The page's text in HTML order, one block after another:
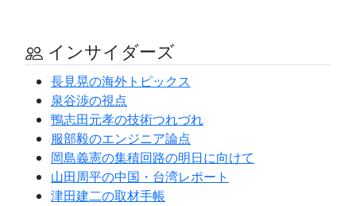
インサイダーズ
長見晃の海外トピックス
泉谷渉の視点
鴨志田元孝の技術つれづれ
服部毅のエンジニア論点
岡島義憲の集積回路の明日に向けて
山田周平の中国・台湾レポート
津田建二の取材手帳